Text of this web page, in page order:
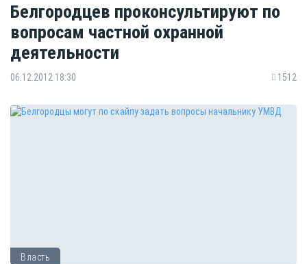
Белгородцев проконсультируют по
вопросам частной охранной
деятельности
06.12.2012 18:30 1512
Власть